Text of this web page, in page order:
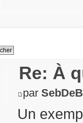
Re: À
par
Un